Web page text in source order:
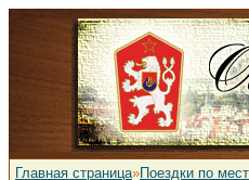
Главная страница»Поездки по